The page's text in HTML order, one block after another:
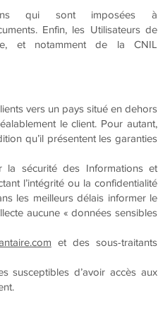
qui sont imposées à
Enfin, les Utilisateurs de
et notamment de la CNIL
vers un pays situé en dehors
le client. Pour autant,
qu’il présentent les garanties
la sécurité des Informations et
l’intégrité ou la confidentialité
les meilleurs délais informer le
aucune « données sensibles
et des sous-traitants
susceptibles d’avoir accès aux